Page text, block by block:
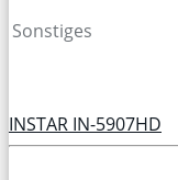
Sonstiges
INSTAR IN-5907HD